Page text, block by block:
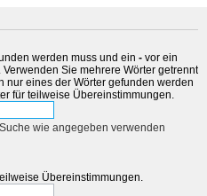
werden muss und ein - vor ein
Sie mehrere Wörter getrennt
nur eines der Wörter gefunden werden
für teilweise Übereinstimmungen.
wie angegeben verwenden
Übereinstimmungen.